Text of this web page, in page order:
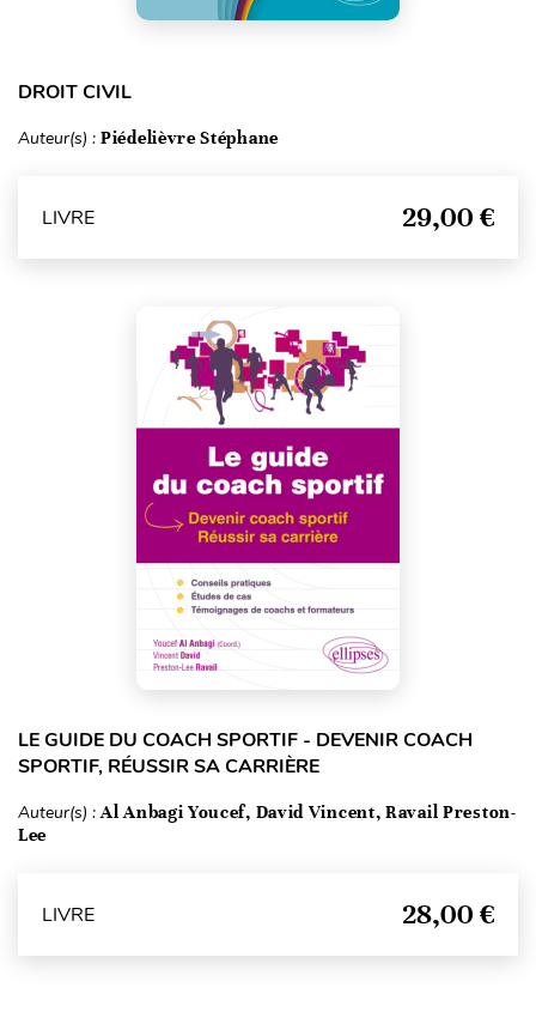
DROIT CIVIL
Auteur(s) : Piédelièvre Stéphane
LIVRE 29,00 €
LE GUIDE DU COACH SPORTIF - DEVENIR COACH
SPORTIF, RÉUSSIR SA CARRIÈRE
Auteur(s) :Al Anbagi Youcef, David Vincent, Ravail Preston-
Lee
LIVRE 28,00 €